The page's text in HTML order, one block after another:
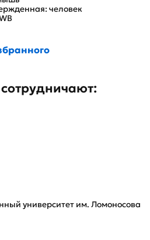
человек
университет им. Ломоносова